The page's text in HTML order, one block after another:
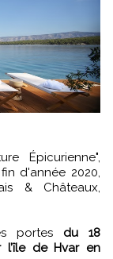
d'année 2020,
& Châteaux,
portes du 18
l’île de Hvar en